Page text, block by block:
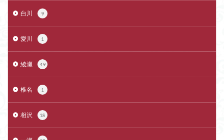
白川 9
愛川 1
綾瀬 49
椎名 1
相沢 18